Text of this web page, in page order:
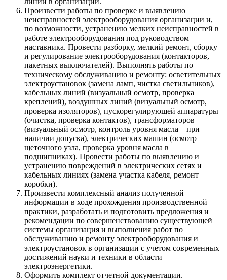
Произвести работы по проверке и выявлению
неисправностей электрооборудования организации и,
по возможности, устранению мелких неисправностей в
работе электрооборудования под руководством
наставника. Провести разборку, мелкий ремонт, сборку
и регулирование электрооборудования (контакторов,
пакетных выключателей). Выполнять работы по
техническому обслуживанию и ремонту: осветительных
электроустановок (замена ламп, чистка светильников),
кабельных линий (визуальный осмотр, проверка
креплений), воздушных линий (визуальный осмотр,
проверка изоляторов), пускорегулирующей аппаратуры
(очистка, проверка контактов), трансформаторов
(визуальный осмотр, контроль уровня масла – при
наличии допуска), электрических машин (осмотр
щеточного узла, проверка уровня масла в
подшипниках). Провести работы по выявлению и
устранению повреждений в электрических сетях и
кабельных линиях (замена участка кабеля, ремонт
коробки).
Произвести комплексный анализ полученной
информации в ходе прохождения производственной
практики, разработать и подготовить предложения и
рекомендации по совершенствованию существующей
системы организация и выполнения работ по
обслуживанию и ремонту электрооборудования и
электроустановок в организации с учетом современных
достижений науки и техники в области
электроэнергетики.
Оформить комплект отчетной документации.